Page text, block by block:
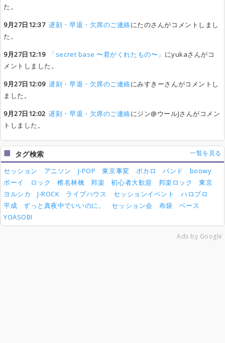
た。
9月27日12:37 遅刻・早退・欠席のご連絡にたのさんがコメントしまし
た。
9月27日12:19
「secret base 〜君がくれたもの〜」 にyukaさんがコ
メントしました。
9月27日12:09 遅刻・早退・欠席のご連絡にみすきーさんがコメントし
ました。
9月27日12:02 遅刻・早退・欠席のご連絡にジン@ウールJさんがコメン
トしました。
タグ検索 一覧を見る
セッション アニソン J-POP 東京事変 ボカロ バンド
boowy
ボーイ
ロック 椎名林檎 邦楽 初心者大歓迎 邦楽ロック
東京
ヨルシカ
J-ROCK ライブハウス セッションイベント
ハロプロ
平成
ずっと真夜中でいいのに。 セッション会 布袋
ベース
YOASOBI
Ads by Google